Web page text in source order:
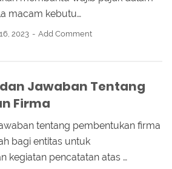
macam kebutu…
2023 Add Comment
Jawaban Tentang
Firma
tentang pembentukan firma
bagi entitas untuk
kegiatan pencatatan atas …